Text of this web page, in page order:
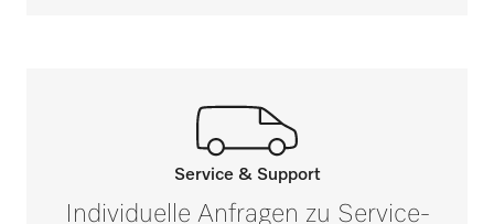
Rufen Sie unsere Experten an.
Service & Support
Individuelle Anfragen zu Service-